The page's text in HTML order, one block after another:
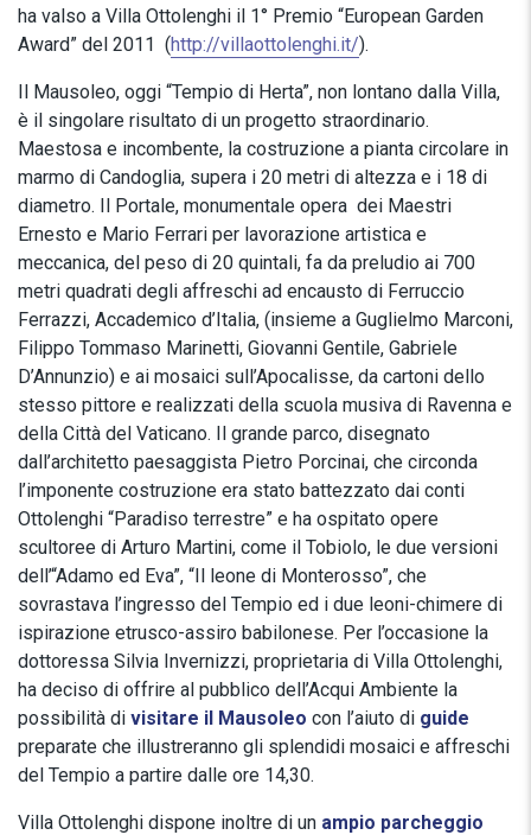
ha valso a Villa Ottolenghi il 1° Premio “European Garden
Award” del 2011 (http://villaottolenghi.it/).
Il Mausoleo, oggi “Tempio di Herta”, non lontano dalla Villa,
è il singolare risultato di un progetto straordinario.
Maestosa e incombente, la costruzione a pianta circolare in
marmo di Candoglia, supera i 20 metri di altezza e i 18 di
diametro. Il Portale, monumentale opera dei Maestri
Ernesto e Mario Ferrari per lavorazione artistica e
meccanica, del peso di 20 quintali, fa da preludio ai 700
metri quadrati degli affreschi ad encausto di Ferruccio
Ferrazzi, Accademico d’Italia, (insieme a Guglielmo Marconi,
Filippo Tommaso Marinetti, Giovanni Gentile, Gabriele
D’Annunzio) e ai mosaici sull’Apocalisse, da cartoni dello
stesso pittore e realizzati della scuola musiva di Ravenna e
della Città del Vaticano. Il grande parco, disegnato
dall’architetto paesaggista Pietro Porcinai, che circonda
l’imponente costruzione era stato battezzato dai conti
Ottolenghi “Paradiso terrestre” e ha ospitato opere
scultoree di Arturo Martini, come il Tobiolo, le due versioni
dell’“Adamo ed Eva”, “Il leone di Monterosso”, che
sovrastava l’ingresso del Tempio ed i due leoni-chimere di
ispirazione etrusco-assiro babilonese. Per l’occasione la
dottoressa Silvia Invernizzi, proprietaria di Villa Ottolenghi,
ha deciso di offrire al pubblico dell’Acqui Ambiente la
possibilità di visitare il Mausoleo con l’aiuto di guide
preparate che illustreranno gli splendidi mosaici e affreschi
del Tempio a partire dalle ore 14,30.
Villa Ottolenghi dispone inoltre di un ampio parcheggio